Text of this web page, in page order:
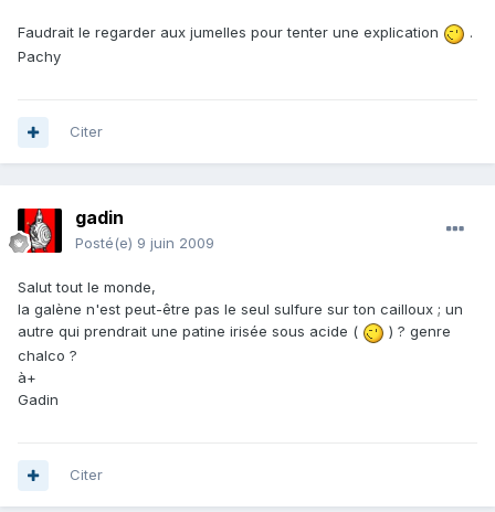
Faudrait le regarder aux jumelles pour tenter une explication
.
Pachy
Citer
gadin
Posté(e) 9 juin 2009
Salut tout le monde,
la galène n'est peut-être pas le seul sulfure sur ton cailloux ; un
autre qui prendrait une patine irisée sous acide (
) ? genre
chalco ?
à+
Gadin
Citer